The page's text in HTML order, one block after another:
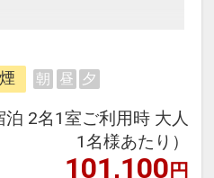
ックパッケージだか
はもちろん周遊旅行
だけの宿泊や延
も自由自在です。
朝 昼 夕
泊 2名1室ご利用時 大人
1名様あたり）
101,100円